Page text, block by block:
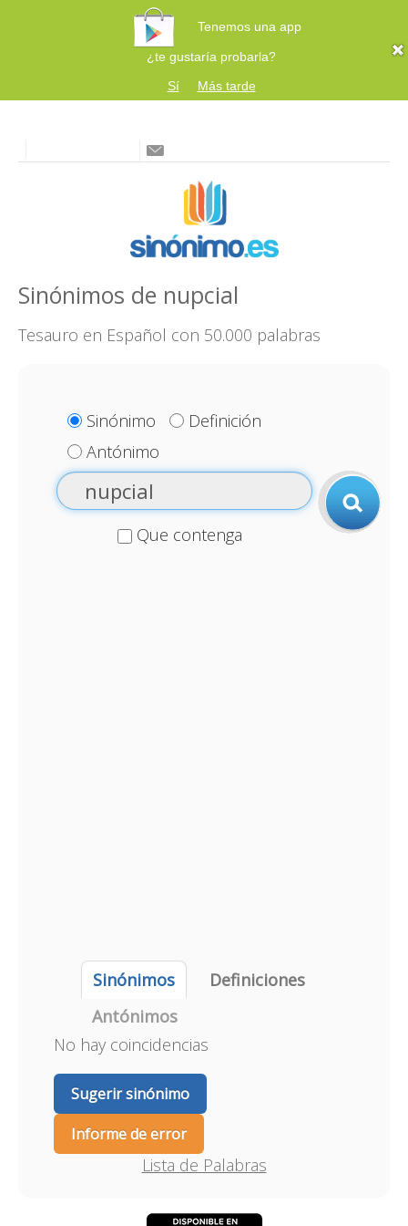
Tenemos una app
¿te gustaría probarla?
Sí
Más tarde
Sinónimos de nupcial
Tesauro en Español con 50.000 palabras
Sinónimo
Definición
Antónimo
Que contenga
Sinónimos
Definiciones
Antónimos
No hay coincidencias
Sugerir sinónimo
Informe de error
Lista de Palabras